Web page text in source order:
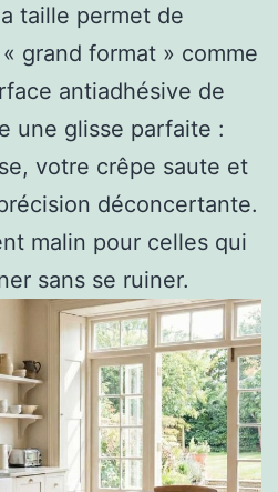
taille permet de
grand format » comme
antiadhésive de
une glisse parfaite :
votre crêpe saute et
déconcertante.
malin pour celles qui
sans se ruiner.